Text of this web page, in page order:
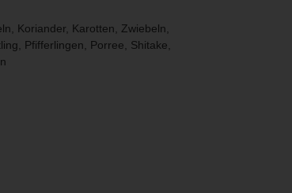
Koriander, Karotten, Zwiebeln,
Pfifferlingen, Porree, Shitake,